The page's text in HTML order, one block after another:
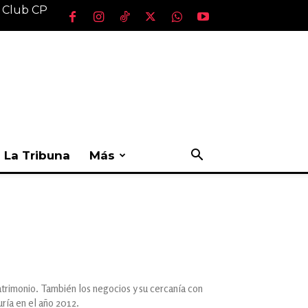
CP
La Tribuna Más
También los negocios y su cercanía con
en el año 2012.